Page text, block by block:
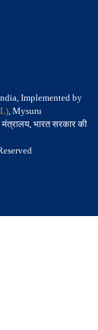
Implemented by
, Mysuru
मंत्रालय, भारत सरकार की